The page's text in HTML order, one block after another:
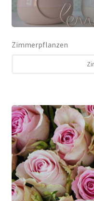
Zimmerpflanzen